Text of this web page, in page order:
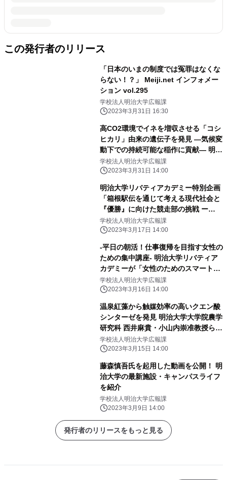
この発行者のリリース
「日本のいまの制度では冤罪はなくな
らない！？」 Meiji.net インフォメー
ション vol.295
学校法人明治大学広報課
2023年3月31日 16:30
高CO2環境でイネを増収させる「コシ
ヒカリ」由来の遺伝子を発見 ―気候変
動下での持続可能な稲作に貢献― 明治
大学大学院 農学研究科の山本 英司特
任講師はゲノム解析で貢献
学校法人明治大学広報課
2023年3月31日 14:00
明治大学リバティアカデミー特別企画
「箱根駅伝を通じて考える現代社会と
『優勝』に向けた競走部の挑戦 ー
2024年第100回大会に向けてー」
学校法人明治大学広報課
2023年3月17日 14:00
-平日の朝活！仕事復帰を目指す女性の
ための集中講座- 明治大学リバティア
カデミーが「女性のためのスマートキ
ャリアプログラム わたしらしくReス
タートコース」の受講生を募集中です
学校法人明治大学広報課
2023年3月16日 14:00
温泉紅藻から触媒効率の高いクエン酸
シンターゼを発見 明治大学大学院農学
研究科 西井麻貴・小山内崇准教授らの
研究グループ
学校法人明治大学広報課
2023年3月15日 14:00
藤森慎吾氏を起用した動画を公開！ 明
治大学の最新施設・キャンパスライフ
を紹介
学校法人明治大学広報課
2023年3月9日 14:00
発行者のリリースをもっと見る